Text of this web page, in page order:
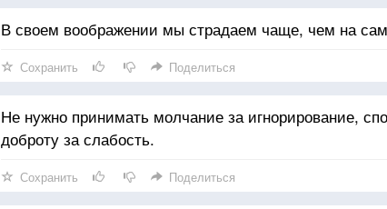
В своем воображении мы страдаем чаще, чем на
Сохранить Поделиться
Не нужно принимать молчание за игнорирование,
доброту за слабость.
Сохранить Поделиться